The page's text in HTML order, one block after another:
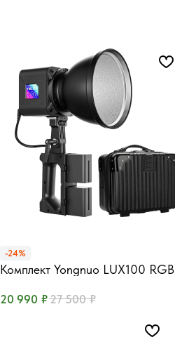
-24%
Комплект Yongnuo LUX100 RGB
20 990 ₽27 500 ₽